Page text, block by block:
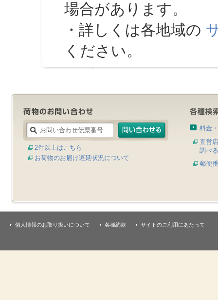
場合があります。
・詳しくは各地域の
ください。
2件以上はこちら
お荷物のお届け遅延状況について
料金
直営
調べる
郵便
個人情報のお取り扱いについて 各種約款 サイトのご利用にあたって